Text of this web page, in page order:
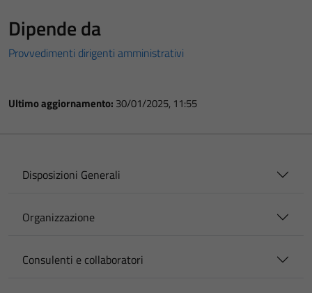
Dipende da
Provvedimenti dirigenti amministrativi
Ultimo aggiornamento: 30/01/2025, 11:55
Disposizioni Generali
Organizzazione
Consulenti e collaboratori